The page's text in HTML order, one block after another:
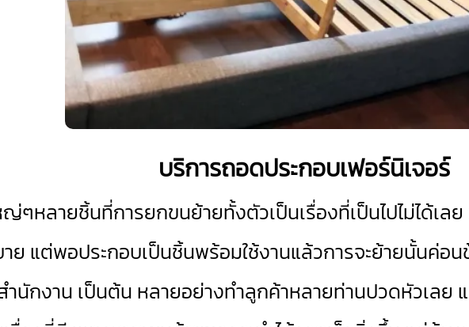
บริการถอดประกอบเฟอร์นิเจอร์
ๆหลายชิ้นที่การยกขนย้ายทั้งตัวเป็นเรื่องที่เป็นไปไม่ได้เ
ย แต่พอประกอบเป็นชิ้นพร้อมใช้งานแล้วการจะย้ายนั้นค่อ
ำนักงาน เป็นต้น หลายอย่างทำลูกค้าหลายท่านปวดหัวเล